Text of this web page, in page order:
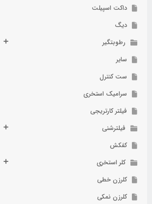
داکت اسپیلت
دیگ
رطوبتگیر
سایر
ست کنترل
سرامیک استخری
فیلتر کارتریجی
فیلترشنی
کفکش
کلر استخری
کلرزن خطی
کلرزن نمکی